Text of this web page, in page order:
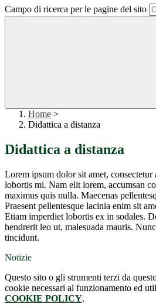
Campo di ricerca per le pagine del sito
Home >
Didattica a distanza
Didattica a distanza
Lorem ipsum dolor sit amet,
lobortis mi. Nam elit lorem, accumsan
maximus quis nulla. Maecenas
Praesent pellentesque lacinia enim sit
Etiam imperdiet lobortis ex in sodales.
hendrerit leo ut, malesuada mauris.
tincidunt.
Notizie
Questo sito o gli strumenti terzi da
cookie necessari al funzionamento ed
COOKIE POLICY.